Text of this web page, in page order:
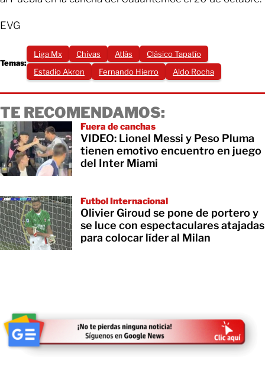
EVG
Temas:
Liga Mx Chivas Atlás
Clásico Tapatío
Estadio Akron
Fernando Hierro Aldo Rocha
TE RECOMENDAMOS:
Fuera de canchas
VIDEO: Lionel Messi y Peso Pluma
tienen emotivo encuentro en juego
del Inter Miami
Futbol Internacional
Olivier Giroud se pone de portero y
se luce con espectaculares atajadas
para colocar líder al Milan